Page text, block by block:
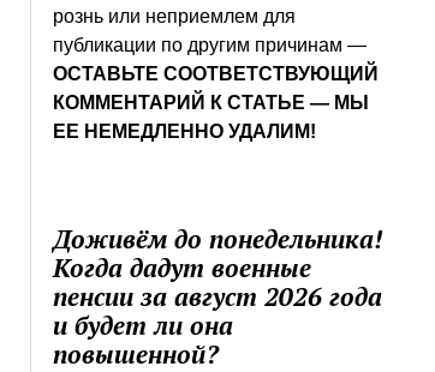
рознь или неприемлем для
публикации по другим причинам —
ОСТАВЬТЕ СООТВЕТСТВУЮЩИЙ
КОММЕНТАРИЙ К СТАТЬЕ — МЫ
ЕЕ НЕМЕДЛЕННО УДАЛИМ!
Доживём до понедельника!
Когда дадут военные
пенсии за август 2026 года
и будет ли она
повышенной?